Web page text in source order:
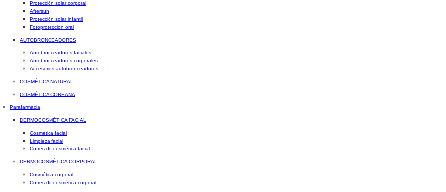
Protección solar corporal
Aftersun
Protección solar infantil
Fotoprotección oral
AUTOBRONCEADORES
Autobronceadores faciales
Autobronceadores corporales
Accesorios autobronceadores
COSMÉTICA NATURAL
COSMÉTICA COREANA
Parafarmacia
DERMOCOSMÉTICA FACIAL
Cosmética facial
Limpieza facial
Cofres de cosmética facial
DERMOCOSMÉTICA CORPORAL
Cosmética corporal
Cofres de cosmética corporal